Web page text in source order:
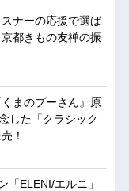
スナーの応援で選ば
都きもの友禅の振
まのプーさん』原
した「クラシック
！
「ELENI/エルニ」